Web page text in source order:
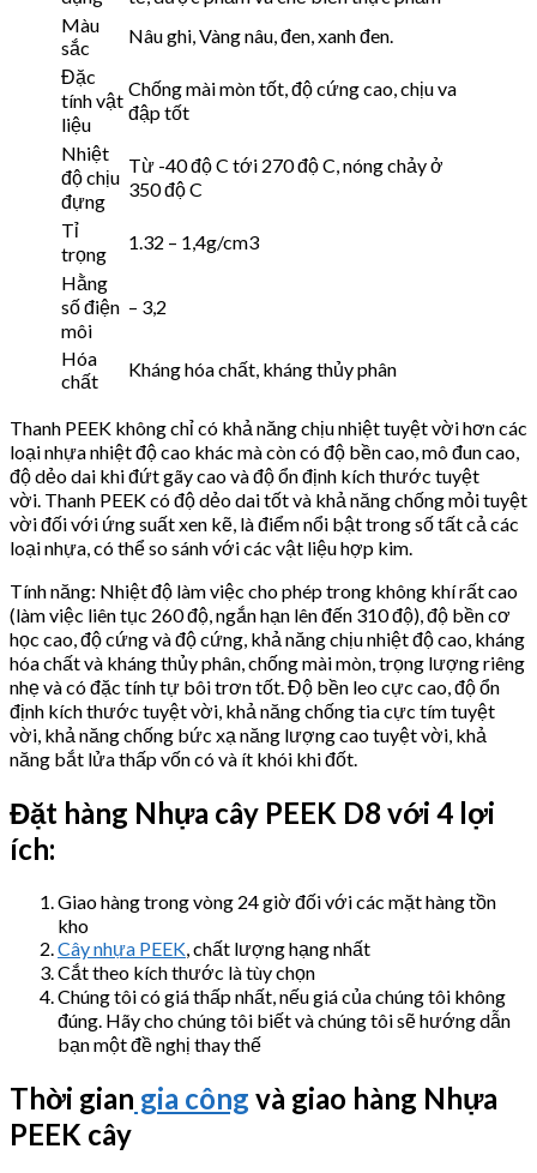
Màu
sắc
Nâu ghi, Vàng nâu, đen, xanh đen.
Đặc
tính vật
liệu
Chống mài mòn tốt, độ cứng cao, chịu va
đập tốt
Nhiệt
độ chịu
đựng
Từ -40 độ C tới 270 độ C, nóng chảy ở
350 độ C
Tỉ
trọng
1.32 – 1,4g/cm3
Hằng
số điện
môi
– 3,2
Hóa
chất
Kháng hóa chất, kháng thủy phân
Thanh PEEK không chỉ có khả năng chịu nhiệt tuyệt vời hơn các
loại nhựa nhiệt độ cao khác mà còn có độ bền cao, mô đun cao,
độ dẻo dai khi đứt gãy cao và độ ổn định kích thước tuyệt
vời. Thanh PEEK có độ dẻo dai tốt và khả năng chống mỏi tuyệt
vời đối với ứng suất xen kẽ, là điểm nổi bật trong số tất cả các
loại nhựa, có thể so sánh với các vật liệu hợp kim.
Tính năng: Nhiệt độ làm việc cho phép trong không khí rất cao
(làm việc liên tục 260 độ, ngắn hạn lên đến 310 độ), độ bền cơ
học cao, độ cứng và độ cứng, khả năng chịu nhiệt độ cao, kháng
hóa chất và kháng thủy phân, chống mài mòn, trọng lượng riêng
nhẹ và có đặc tính tự bôi trơn tốt. Độ bền leo cực cao, độ ổn
định kích thước tuyệt vời, khả năng chống tia cực tím tuyệt
vời, khả năng chống bức xạ năng lượng cao tuyệt vời, khả
năng bắt lửa thấp vốn có và ít khói khi đốt.
Đặt hàng Nhựa cây PEEK D8 với 4 lợi
ích:
Giao hàng trong vòng 24 giờ đối với các mặt hàng tồn
kho
Cây nhựa PEEK, chất lượng hạng nhất
Cắt theo kích thước là tùy chọn
Chúng tôi có giá thấp nhất, nếu giá của chúng tôi không
đúng. Hãy cho chúng tôi biết và chúng tôi sẽ hướng dẫn
bạn một đề nghị thay thế
Thời gian gia công và giao hàng Nhựa
PEEK cây